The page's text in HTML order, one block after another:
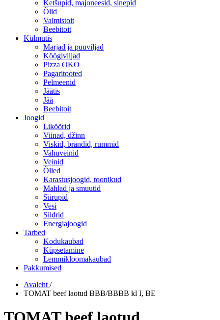
Ketšupid, majoneesid, sinepid
Õlid
Valmistoit
Beebitoit
Külmutis
Marjad ja puuviljad
Köögiviljad
Pizza OKO
Pagaritooted
Pelmeenid
Jäätis
Jää
Beebitoit
Joogid
Liköörid
Viinad, džinn
Viskid, brändid, rummid
Vahuveinid
Veinid
Õlled
Karastusjoogid, toonikud
Mahlad ja smuutid
Siirupid
Vesi
Siidrid
Energiajoogid
Tarbed
Kodukaubad
Küpsetamine
Lemmikloomakaubad
Pakkumised
Avaleht /
TOMAT beef laotud BBB/BBBB kl I, BE